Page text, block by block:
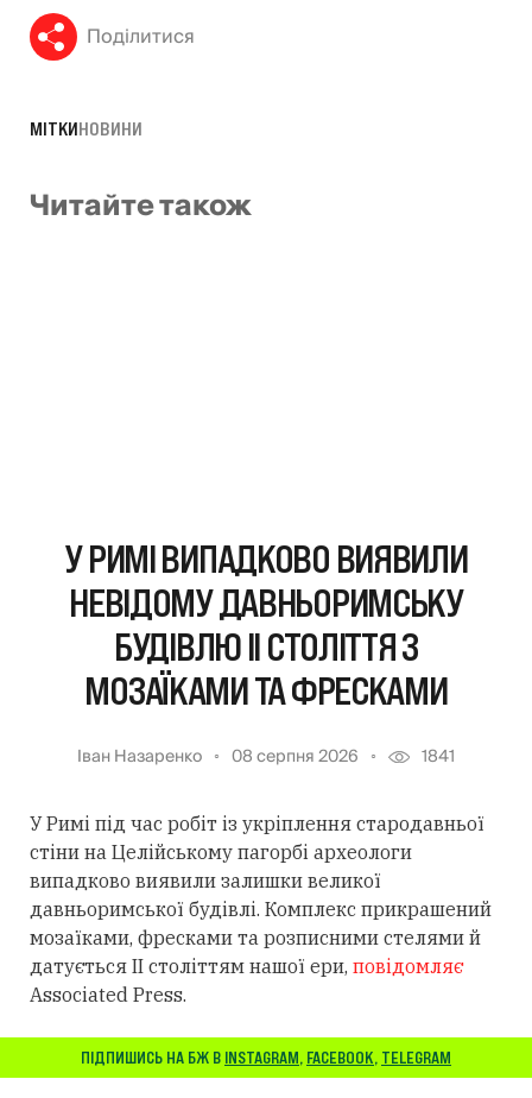
Поділитися
МІТКИНОВИНИ
Читайте також
У РИМІ ВИПАДКОВО ВИЯВИЛИ
НЕВІДОМУ ДАВНЬОРИМСЬКУ
БУДІВЛЮ II СТОЛІТТЯ З
МОЗАЇКАМИ ТА ФРЕСКАМИ
Іван Назаренко 08 серпня 2026 1841
У Римі під час робіт із укріплення стародавньої
стіни на Целійському пагорбі археологи
випадково виявили залишки великої
давньоримської будівлі. Комплекс прикрашений
мозаїками, фресками та розписними стелями й
датується II століттям нашої ери, повідомляє
Associated Press.
ПІДПИШИСЬ НА БЖ В INSTAGRAM, FACEBOOK, TELEGRAM